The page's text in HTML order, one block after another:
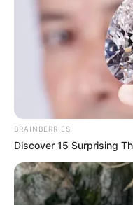
para mitigar los
plan de acción para
entretenimiento que
retornar a la vida
Pueblo Bello, es una
zonas rural y en
entrada a sus
forma el mandatario
territorio, cinco días
la cuarenta nacional.
BRAINBERRIES
Discover 15 Surprising